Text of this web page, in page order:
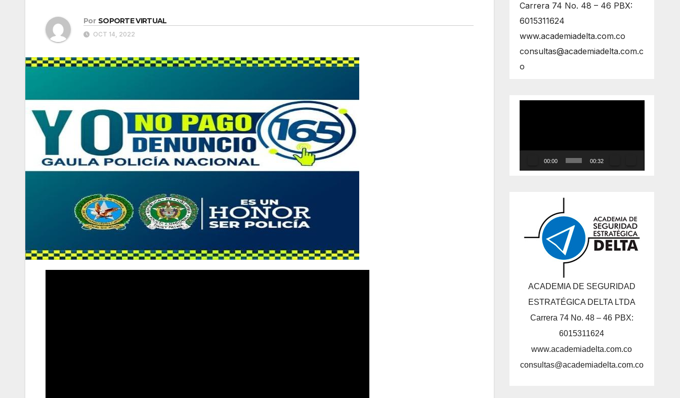
Por SOPORTE VIRTUAL
OCT 14, 2022
Carrera 74 No. 48 – 46 PBX:
6015311624
www.academiadelta.com.co
consultas@academiadelta.com.c
o
00:00 00:32
ACADEMIA DE SEGURIDAD
ESTRATÉGICA DELTA LTDA
Carrera 74 No. 48 – 46 PBX:
6015311624
www.academiadelta.com.co
consultas@academiadelta.com.co